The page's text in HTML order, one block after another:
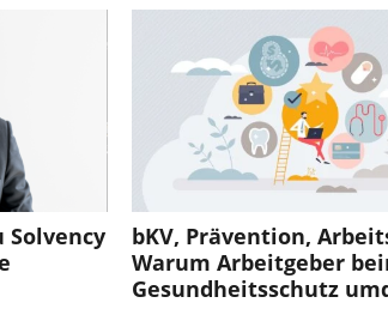
Solvency
bKV, Prävention,
Warum Arbeitgeber
Gesundheitsschutz